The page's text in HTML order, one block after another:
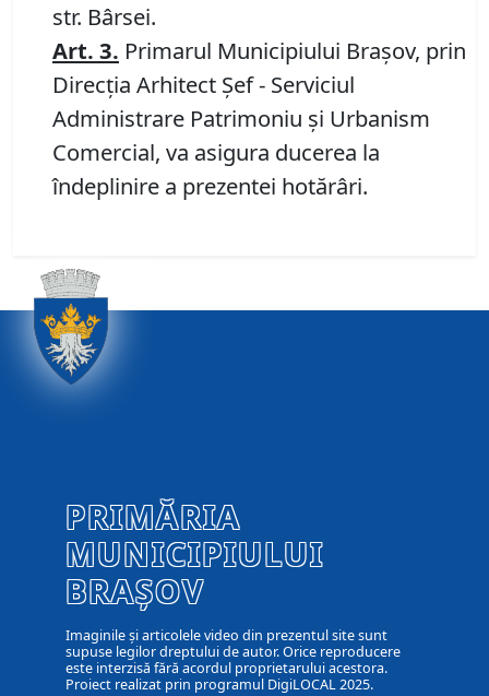
str. Bârsei.
Art. 3. Primarul Municipiului Braşov, prin
Direcţia Arhitect Şef - Serviciul
Administrare Patrimoniu şi Urbanism
Comercial, va asigura ducerea la
îndeplinire a prezentei hotărâri.
PRIMĂRIA
MUNICIPIULUI
BRAȘOV
Imaginile și articolele video din prezentul site sunt
supuse legilor dreptului de autor. Orice reproducere
este interzisă fără acordul proprietarului acestora.
Proiect realizat prin programul DigiLOCAL 2025.